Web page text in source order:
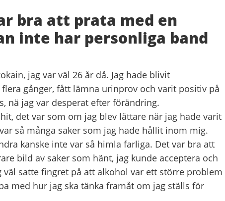
bra att prata med en
inte har personliga band
jag var väl 26 år då. Jag hade blivit
gånger, fått lämna urinprov och varit positiv på
nä jag var desperat efter förändring.
det var som om jag blev lättare när jag hade varit
så många saker som jag hade hållit inom mig.
kanske inte var så himla farliga. Det var bra att
bild av saker som hänt, jag kunde acceptera och
väl satte fingret på att alkohol var ett större problem
med hur jag ska tänka framåt om jag ställs för